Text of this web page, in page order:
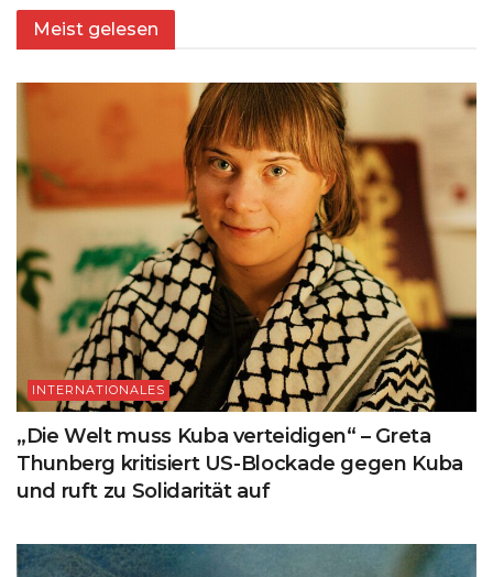
Meist gelesen
INTERNATIONALES
„Die Welt muss Kuba verteidigen“ – Greta
Thunberg kritisiert US-Blockade gegen Kuba
und ruft zu Solidarität auf